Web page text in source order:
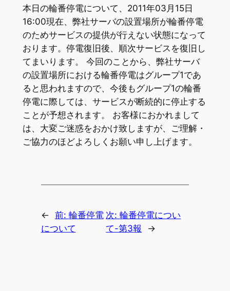
本日の輪番停電について、2011年03月15日
16:00現在、弊社サーバの設置場所が輪番停電
のためサービスの提供が行えない状態になって
おります。停電復旧後、順次サービスを復旧し
てまいります。 今回のことから、弊社サーバ
の設置場所における輪番停電はグループ1であ
ると思われますので、今後もグループ1の輪番
停電に際しては、サービスが断続的に停止する
ことが予想されます。 お客様におかれまして
は、大変ご迷惑をおかけ致しますが、ご理解・
ご協力のほどよろしくお願い申し上げます。
← 前: 輪番停電
について
次:輪番停電につい
て-第3報
→